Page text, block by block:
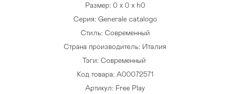
Размер: 0 x 0 x h0
Серия: Generale catalogo
Стиль: Современный
Страна производитель: Италия
Тэги: Современный
Код товара: A00072571
Артикул: Free Play